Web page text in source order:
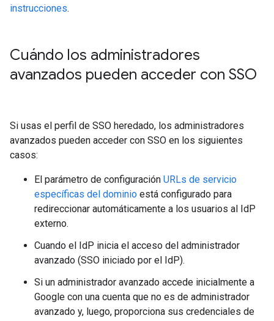
instrucciones.
Cuándo los administradores
avanzados pueden acceder con SSO
Si usas el perfil de SSO heredado, los administradores
avanzados pueden acceder con SSO en los siguientes
casos:
El parámetro de configuración URLs de servicio
específicas del dominio está configurado para
redireccionar automáticamente a los usuarios al IdP
externo.
Cuando el IdP inicia el acceso del administrador
avanzado (SSO iniciado por el IdP).
Si un administrador avanzado accede inicialmente a
Google con una cuenta que no es de administrador
avanzado y, luego, proporciona sus credenciales de